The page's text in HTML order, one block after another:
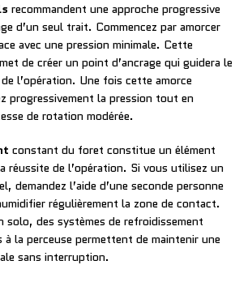
recommandent une approche progressive
d’un seul trait. Commencez par amorcer
avec une pression minimale. Cette
de créer un point d’ancrage qui guidera le
l’opération. Une fois cette amorce
progressivement la pression tout en
de rotation modérée.
constant du foret constitue un élément
réussite de l’opération. Si vous utilisez un
demandez l’aide d’une seconde personne
régulièrement la zone de contact.
solo, des systèmes de refroidissement
la perceuse permettent de maintenir une
sans interruption.